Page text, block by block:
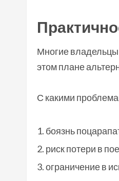
Многие владельцы
этом плане
С какими
боязнь
риск потери в
ограничение в